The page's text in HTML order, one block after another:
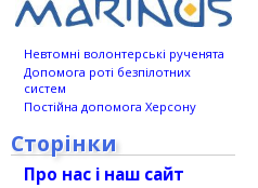
Невтомні волонтерські рученята
Допомога роті безпілотних
систем
Постійна допомога Херсону
Сторінки
Про нас і наш сайт